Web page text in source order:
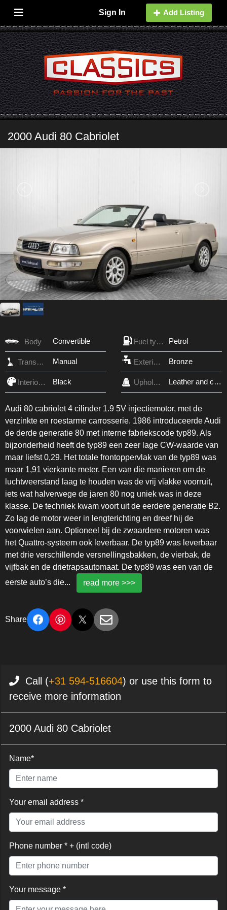
Sign In Add Listing
2000 Audi 80 Cabriolet
Body Convertible Fuel type Petrol
Transmission Manual Exterior Color Bronze
Interior Color Black Upholstery Leather and cloth
Audi 80 cabriolet 4 cilinder 1.9 5V injectiemotor, met de
verzinkte en roestarme carrosserie. 1986 introduceerde Audi
de derde generatie 80 met interne fabriekscode typ89. Als
bijzonderheid heeft de typ89 een zeer lage CW-waarde van
maar liefst 0,29. Het totale frontoppervlak van de typ89 was
maar 1,91 vierkante meter. Een van die manieren om de
luchtweerstand laag te houden was de vrij vlakke voorruit,
iets wat halverwege de jaren 80 nog uniek was in deze
klasse. De techniek kwam voort uit de eerdere generatie B2.
Zo lag de motor weer in lengterichting en dreef hij de
voorwielen aan. Optioneel bij de zwaardere motoren was
het Quattro-systeem ook leverbaar. De typ89 was leverbaar
met drie verschillende versnellingsbakken, de vierbak, de
vijfbak en de drietrapsautomaat. De typ89 was een van de
eerste auto’s die... read more >>>
Share
Call (+31 594-516604) or use this form to
receive more information
2000 Audi 80 Cabriolet
Name*
Your email address *
Phone number * + (intl code)
Your message *